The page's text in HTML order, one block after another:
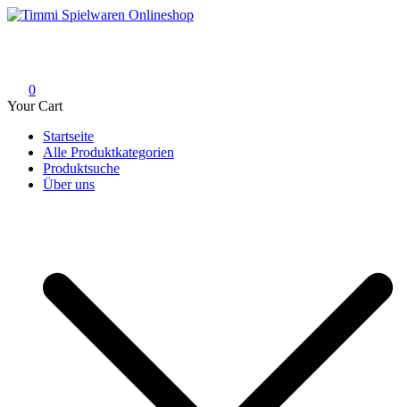
Skip
0
Your Cart
Startseite
Alle Produktkategorien
Produktsuche
Über uns